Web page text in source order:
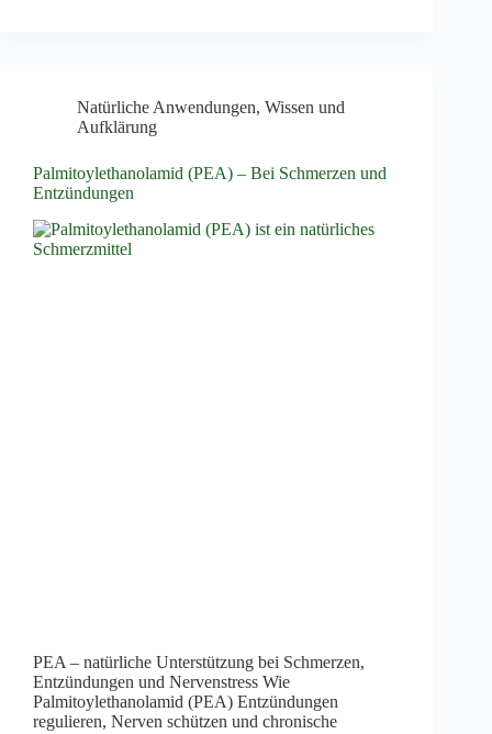
Natürliche Anwendungen, Wissen und
Aufklärung
Palmitoylethanolamid (PEA) – Bei Schmerzen und
Entzündungen
PEA – natürliche Unterstützung bei Schmerzen,
Entzündungen und Nervenstress Wie
Palmitoylethanolamid (PEA) Entzündungen
regulieren, Nerven schützen und chronische